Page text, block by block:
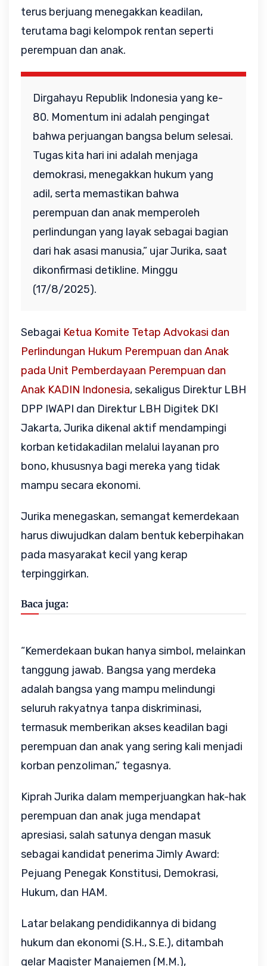
terus berjuang menegakkan keadilan,
terutama bagi kelompok rentan seperti
perempuan dan anak.
Dirgahayu Republik Indonesia yang ke-
80. Momentum ini adalah pengingat
bahwa perjuangan bangsa belum selesai.
Tugas kita hari ini adalah menjaga
demokrasi, menegakkan hukum yang
adil, serta memastikan bahwa
perempuan dan anak memperoleh
perlindungan yang layak sebagai bagian
dari hak asasi manusia,” ujar Jurika, saat
dikonfirmasi detikline. Minggu
(17/8/2025).
Sebagai Ketua Komite Tetap Advokasi dan
Perlindungan Hukum Perempuan dan Anak
pada Unit Pemberdayaan Perempuan dan
Anak KADIN Indonesia, sekaligus Direktur LBH
DPP IWAPI dan Direktur LBH Digitek DKI
Jakarta, Jurika dikenal aktif mendampingi
korban ketidakadilan melalui layanan pro
bono, khususnya bagi mereka yang tidak
mampu secara ekonomi.
Jurika menegaskan, semangat kemerdekaan
harus diwujudkan dalam bentuk keberpihakan
pada masyarakat kecil yang kerap
terpinggirkan.
Baca juga:
“Kemerdekaan bukan hanya simbol, melainkan
tanggung jawab. Bangsa yang merdeka
adalah bangsa yang mampu melindungi
seluruh rakyatnya tanpa diskriminasi,
termasuk memberikan akses keadilan bagi
perempuan dan anak yang sering kali menjadi
korban penzoliman,” tegasnya.
Kiprah Jurika dalam memperjuangkan hak-hak
perempuan dan anak juga mendapat
apresiasi, salah satunya dengan masuk
sebagai kandidat penerima Jimly Award:
Pejuang Penegak Konstitusi, Demokrasi,
Hukum, dan HAM.
Latar belakang pendidikannya di bidang
hukum dan ekonomi (S.H., S.E.), ditambah
gelar Magister Manajemen (M.M.),